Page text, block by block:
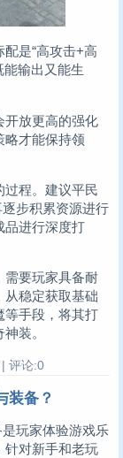
是“高攻击+高
能输出又能生
开放更高的强化
略才能保持领
过程。建议平民
步积累资源进行
品进行深度打
需要玩家具备耐
从稳定获取基础
等手段，将其打
装。
评论:0
装备？
玩家体验游戏乐
针对新手和老玩